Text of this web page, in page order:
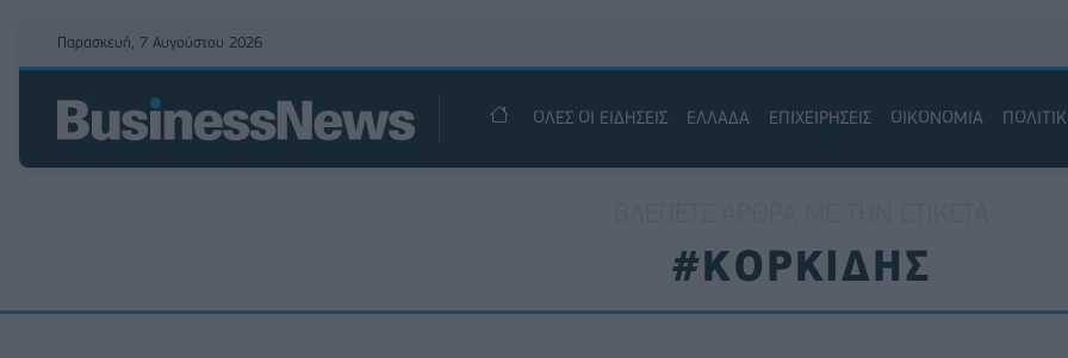
Παρασκευή, 7 Αυγούστου 2026
ΟΛΕΣ ΟΙ ΕΙΔΗΣΕΙΣ ΕΛΛΑΔΑ ΕΠΙΧΕΙΡΗΣΕΙΣ ΟΙΚΟΝΟΜΙΑ
#ΚΟΡΚΙΔΗΣ